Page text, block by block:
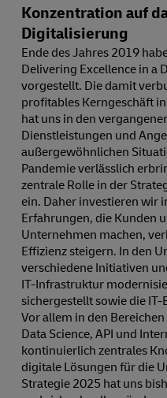
Konzentration auf
Digitalisierung
Ende des Jahres 2019
Delivering Excellence in a
vorgestellt. Die damit
profitables Kerngeschäft
hat uns in den
Dienstleistungen und
außergewöhnlichen
Pandemie verlässlich
zentrale Rolle in der
ein. Daher investieren wir
Erfahrungen, die Kunden
Unternehmen machen,
Effizienz steigern. In den
verschiedene Initiativen
IT-Infrastruktur
sichergestellt sowie die
Vor allem in den
Data Science, API und
kontinuierlich zentrales
digitale Lösungen für die
Strategie 2025 hat uns